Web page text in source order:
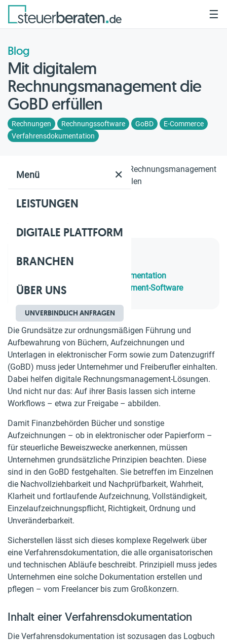
Menü ✕
LEISTUNGEN
DIGITALE PLATTFORM
BRANCHEN
ÜBER UNS
UNVERBINDLICH ANFRAGEN
☰
Blog
Mit digitalem
Rechnungsmanagement die
GoBD erfüllen
Rechnungen Rechnungssoftware GoBD
E-Commerce
Verfahrensdokumentation
Home
Mit digitalem Rechnungsmanagement
die GoBD erfüllen
Inhaltsverzeichnis
Inhalt einer Verfahrensdokumentation
2. Digitale Rechnungsmanagement-Software
Die Grundsätze zur ordnungsmäßigen Führung und
Aufbewahrung von Büchern, Aufzeichnungen und
Unterlagen in elektronischer Form sowie zum Datenzugriff
(GoBD) muss jeder Unternehmer und Freiberufler einhalten.
Dabei helfen digitale Rechnungsmanagement-Lösungen.
Und nicht nur das: Auf ihrer Basis lassen sich interne
Workflows – etwa zur Freigabe – abbilden.
Damit Finanzbehörden Bücher und sonstige
Aufzeichnungen – ob in elektronischer oder Papierform –
für steuerliche Beweiszwecke anerkennen, müssen
Unternehmen grundsätzliche Prinzipien beachten. Diese
sind in den GoBD festgehalten. Sie betreffen im Einzelnen
die Nachvollziehbarkeit und Nachprüfbarkeit, Wahrheit,
Klarheit und fortlaufende Aufzeichnung, Vollständigkeit,
Einzelaufzeichnungspflicht, Richtigkeit, Ordnung und
Unveränderbarkeit.
Sicherstellen lässt sich dieses komplexe Regelwerk über
eine Verfahrensdokumentation, die alle organisatorischen
und technischen Abläufe beschreibt. Prinzipiell muss jedes
Unternehmen eine solche Dokumentation erstellen und
pflegen – vom Freelancer bis zum Großkonzern.
Inhalt einer Verfahrensdokumentation
Die Verfahrensdokumentation ist sozusagen das Logbuch